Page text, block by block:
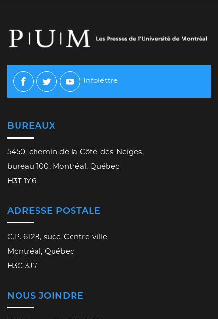
Facebook
TwitterYoutube
Infolettre
BUREAUX
5450, chemin de la Côte-des-Neiges,
bureau 100, Montréal, Québec
H3T 1Y6
ADRESSE POSTALE
C.P. 6128, succ. Centre-ville
Montréal, Québec
H3C 3J7
NOUS JOINDRE